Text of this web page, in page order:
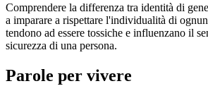
Comprendere la differenza tra identità di
a imparare a rispettare l'individualità di
tendono ad essere tossiche e influenzano il
sicurezza di una persona.
Parole per vivere